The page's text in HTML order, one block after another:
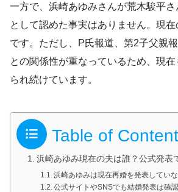
一方で、浜崎あゆみさんが荒木駿平
として認めた事実はありません。現
です。ただし、P氏報道、第2子父親
との関係性が重なっているため、現
られ続けています。
Table of
浜崎あゆみ現在の夫は誰？公式発表
浜崎あゆみは現在再婚を発表してい
公式サイトやSNSでも結婚発表は確